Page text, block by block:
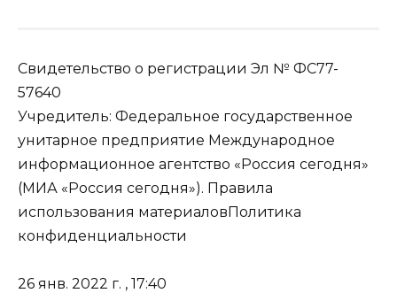
Свидетельство о регистрации Эл № ФС77-
57640
Учредитель: Федеральное государственное
унитарное предприятие Международное
информационное агентство «Россия сегодня»
(МИА «Россия сегодня»). Правила
использования материаловПолитика
конфиденциальности
26 янв. 2022 г. , 17:40